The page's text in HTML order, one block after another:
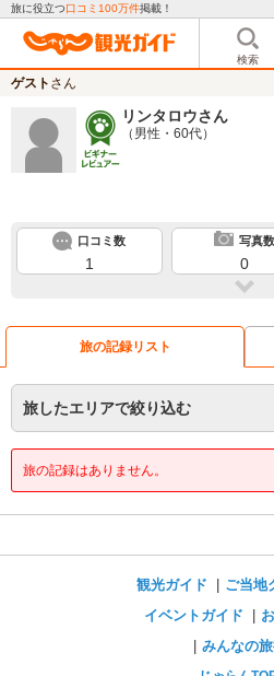
旅に役立つ口コミ100万件掲載！
検索
ゲスト さん
リンタロウさん
（男性・60代）
口コミ数
1
写真数
0
旅の記録リスト
旅したエリアで絞り込む
旅の記録はありません。
観光ガイド
ご当地
イベントガイド
みんなの